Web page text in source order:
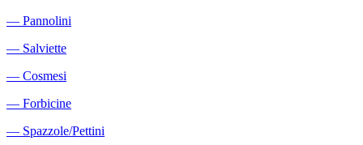
― Pannolini
― Salviette
― Cosmesi
― Forbicine
― Spazzole/Pettini